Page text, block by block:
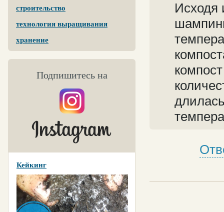
строительство
технология выращивания
хранение
Подпишитесь на
Кейкинг
Исходя